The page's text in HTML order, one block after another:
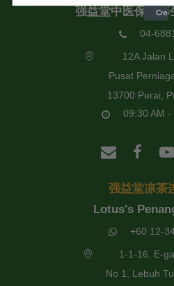
强益堂中医保健养
04-
12A Jalan
Pusat
13700 Perai,
09:30 AM -
强益堂凉茶
Lotus's
+60 12-
1-1-16, E-
No 1, Lebuh